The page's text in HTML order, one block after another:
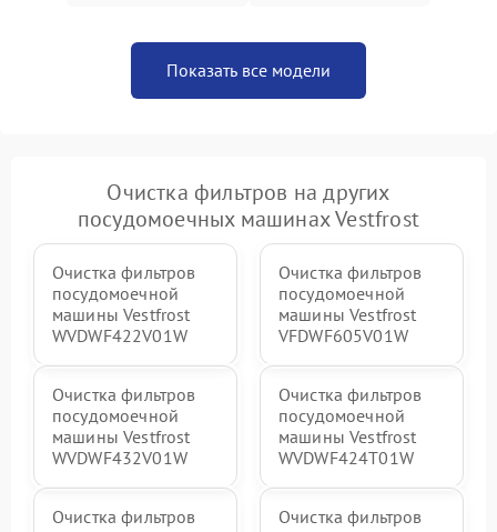
Показать все модели
Очистка фильтров на других
посудомоечных машинах Vestfrost
Очистка фильтров
посудомоечной
машины Vestfrost
WVDWF422V01W
Очистка фильтров
посудомоечной
машины Vestfrost
VFDWF605V01W
Очистка фильтров
посудомоечной
машины Vestfrost
WVDWF432V01W
Очистка фильтров
посудомоечной
машины Vestfrost
WVDWF424T01W
Очистка фильтров
Очистка фильтров